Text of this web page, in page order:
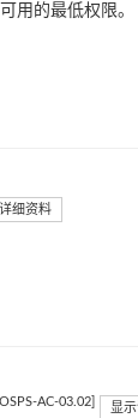
用的最低权限。
细资料
[OSPS-AC-03.02] 显